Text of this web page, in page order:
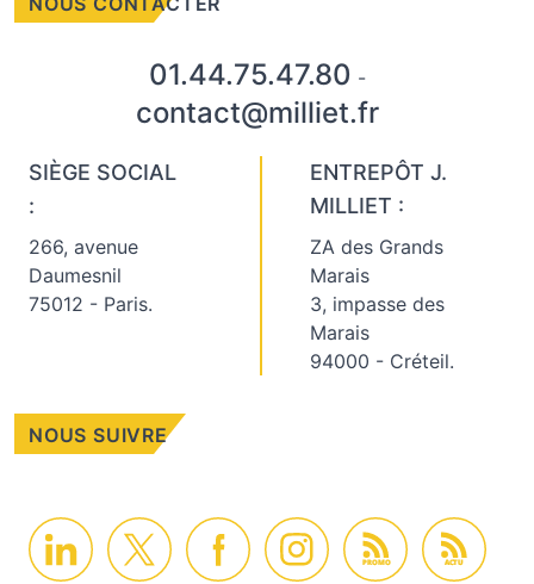
01.44.75.47.80 -
contact@milliet.fr
SIÈGE SOCIAL
:
266, avenue
Daumesnil
75012 - Paris.
ENTREPÔT J.
MILLIET :
ZA des Grands
Marais
3, impasse des
Marais
94000 - Créteil.
NOUS SUIVRE
PROMO ACTU